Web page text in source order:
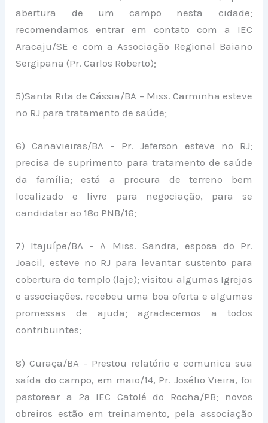
abertura de um campo nesta cidade;
recomendamos entrar em contato com a IEC
Aracaju/SE e com a Associação Regional Baiano
Sergipana (Pr. Carlos Roberto);
5)Santa Rita de Cássia/BA – Miss. Carminha esteve
no RJ para tratamento de saúde;
6) Canavieiras/BA – Pr. Jeferson esteve no RJ;
precisa de suprimento para tratamento de saúde
da família; está a procura de terreno bem
localizado e livre para negociação, para se
candidatar ao 18º PNB/16;
7) Itajuípe/BA – A Miss. Sandra, esposa do Pr.
Joacil, esteve no RJ para levantar sustento para
cobertura do templo (laje); visitou algumas Igrejas
e associações, recebeu uma boa oferta e algumas
promessas de ajuda; agradecemos a todos
contribuintes;
8) Curaça/BA – Prestou relatório e comunica sua
saída do campo, em maio/14, Pr. Josélio Vieira, foi
pastorear a 2ª IEC Catolé do Rocha/PB; novos
obreiros estão em treinamento, pela associação